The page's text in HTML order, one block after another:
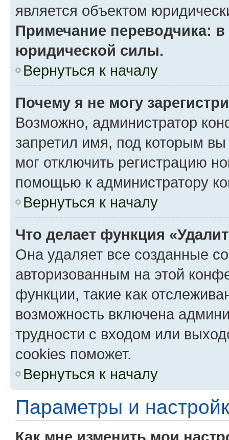
является объектом
Примечание переводчика:
юридической силы.
Вернуться к началу
Почему я не могу
Возможно, администратор
запретил имя, под которым
мог отключить регистрацию
помощью к администратору
Вернуться к началу
Что делает функция
Она удаляет все созданные
авторизованным на этой
функции, такие как
возможность включена
трудности с входом или
cookies поможет.
Вернуться к началу
Параметры и